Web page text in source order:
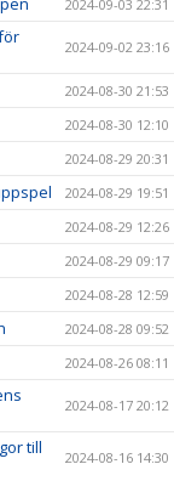
2024-09-03 22:31
2024-09-02 23:16
2024-08-30 21:53
2024-08-30 12:10
2024-08-29 20:31
2024-08-29 19:51
2024-08-29 12:26
2024-08-29 09:17
2024-08-28 12:59
2024-08-28 09:52
2024-08-26 08:11
2024-08-17 20:12
till
2024-08-16 14:30